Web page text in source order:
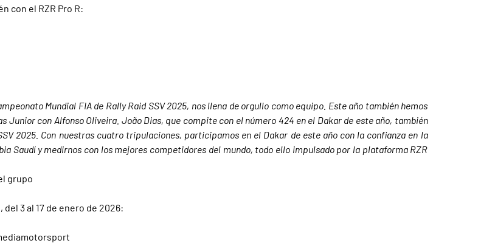
con el RZR Pro R:
Mundial FIA de Rally Raid SSV 2025, nos llena de orgullo como equipo. Este año también hemos
Junior con Alfonso Oliveira. João Dias, que compite con el número 424 en el Dakar de este año, también
2025. Con nuestras cuatro tripulaciones, participamos en el Dakar de este año con la confianza en la
Saudí y medirnos con los mejores competidores del mundo, todo ello impulsado por la plataforma RZR
grupo
3 al 17 de enero de 2026: